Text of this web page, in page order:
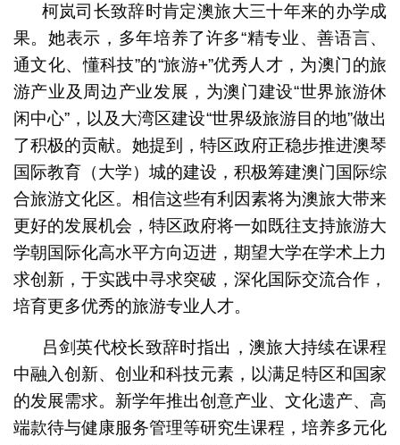
柯岚司长致辞时肯定澳旅大三十年来的办学成
果。她表示，多年培养了许多“精专业、善语言、
通文化、懂科技”的“旅游+”优秀人才，为澳门的旅
游产业及周边产业发展，为澳门建设“世界旅游休
闲中心”，以及大湾区建设“世界级旅游目的地”做出
了积极的贡献。她提到，特区政府正稳步推进澳琴
国际教育（大学）城的建设，积极筹建澳门国际综
合旅游文化区。相信这些有利因素将为澳旅大带来
更好的发展机会，特区政府将一如既往支持旅游大
学朝国际化高水平方向迈进，期望大学在学术上力
求创新，于实践中寻求突破，深化国际交流合作，
培育更多优秀的旅游专业人才。
吕剑英代校长致辞时指出，澳旅大持续在课程
中融入创新、创业和科技元素，以满足特区和国家
的发展需求。新学年推出创意产业、文化遗产、高
端款待与健康服务管理等研究生课程，培养多元化